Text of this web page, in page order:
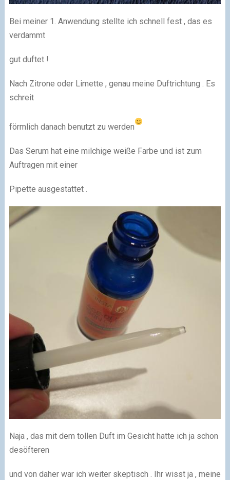
Bei meiner 1. Anwendung stellte ich schnell fest , das es
verdammt
gut duftet !
Nach Zitrone oder Limette , genau meine Duftrichtung . Es
schreit
förmlich danach benutzt zu werden
Das Serum hat eine milchige weiße Farbe und ist zum
Auftragen mit einer
Pipette ausgestattet .
Naja , das mit dem tollen Duft im Gesicht hatte ich ja schon
desöfteren
und von daher war ich weiter skeptisch . Ihr wisst ja , meine